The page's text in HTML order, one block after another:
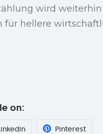
wird
für hellere
on:
Pinterest